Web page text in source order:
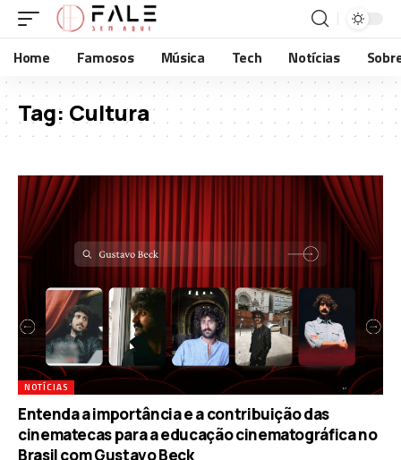
Home Famosos Música Tech Notícias
Tag: Cultura
NOTÍCIAS
Entenda a importância e a contribuição das
cinematecas para a educação cinematográfica no
Brasil com Gustavo Beck